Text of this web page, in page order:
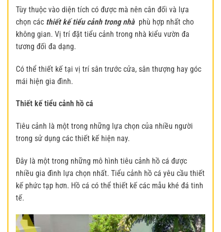
Tùy thuộc vào diện tích có được mà nên cân đối và lựa
chọn các thiết kế tiểu cảnh trong nhàphù hợp nhất cho
không gian. Vị trí đặt tiểu cảnh trong nhà kiểu vườn đa
tương đối đa dạng.
Có thể thiết kế tại vị trí sân trước cửa, sân thượng hay góc
mái hiện gia đình.
Thiết kế tiểu cảnh hồ cá
Tiêu cảnh là một trong những lựa chọn của nhiều người
trong sử dụng các thiết kế hiện nay.
Đây là một trong những mô hình tiêu cảnh hồ cá được
nhiều gia đình lựa chọn nhất. Tiểu cảnh hồ cá yêu cầu thiết
kế phức tạp hơn. Hồ cá có thể thiết kế các mẫu khé đá tinh
tế.